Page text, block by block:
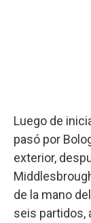
Luego de
pasó por
exterior,
de la mano
seis partidos,